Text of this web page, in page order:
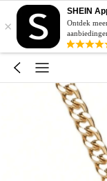
×
SHEIN
Ontdek